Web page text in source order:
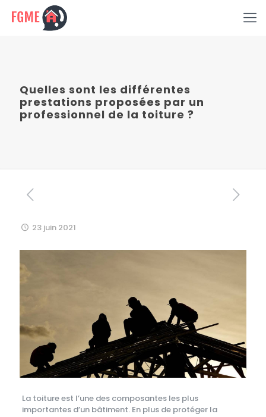
Quelles sont les différentes
prestations proposées par un
professionnel de la toiture ?
23 juin 2021
La toiture est l’une des composantes les plus
importantes d’un bâtiment. En plus de protéger la